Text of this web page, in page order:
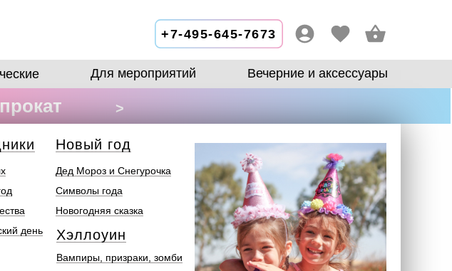
+7-495-645-7673
Вечерние и аксессуары
Для мероприятий
>
Хэллоуин
Вампиры, призраки, зомби
день
Новый год
Дед Мороз и Снегурочка
Символы года
Новогодняя сказка